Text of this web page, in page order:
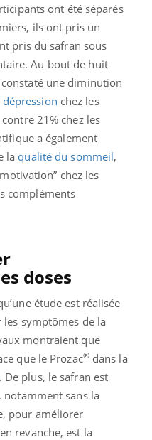
ont été séparés
ils ont pris un
pris du safran sous
Au bout de huit
une diminution
chez les
21% chez les
a également
la qualité du sommeil,
chez les
compléments
doses
étude est réalisée
symptômes de la
montraient que
que le Prozac®dans la
De plus, le safran est
sans la
pour améliorer
revanche, est la